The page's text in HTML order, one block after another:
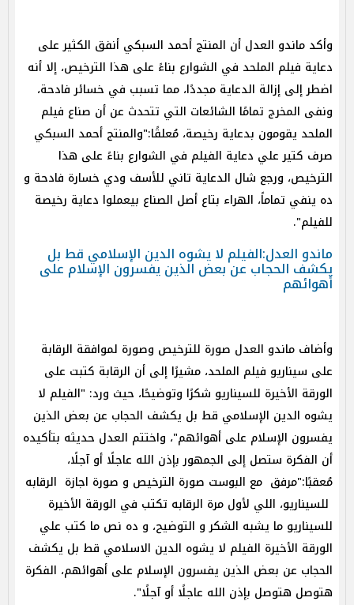
وأكد ماندو العدل أن المنتج أحمد السبكي أنفق الكثير على
دعاية فيلم الملحد في الشوارع بناءً على هذا الترخيص، إلا أنه
اضطر إلى إزالة الدعاية مجددًا، مما تسبب في خسائر فادحة،
ونفى المخرج تمامًا الشائعات التي تتحدث عن أن صناع فيلم
الملحد يقومون بدعاية رخيصة، مُعلقًا:"والمنتج أحمد السبكي
صرف كتير علي دعاية الفيلم في الشوارع بناءً على هذا
الترخيص، ورجع شال الدعاية تاني للأسف ودي خسارة فادحة و
ده ينفي تماماً، الهراء بتاع أصل الصناع بيعملوا دعاية رخيصة
للفيلم".
ماندو العدل:الفيلم لا يشوه الدين الإسلامي قط بل
يكشف الحجاب عن بعض الذين يفسرون الإسلام على
أهوائهم
وأضاف ماندو العدل صورة للترخيص وصورة لموافقة الرقابة
على سيناريو فيلم الملحد، مشيرًا إلى أن الرقابة كتبت على
الورقة الأخيرة للسيناريو شكرًا وتوضيحًا، حيث ورد: "الفيلم لا
يشوه الدين الإسلامي قط بل يكشف الحجاب عن بعض الذين
يفسرون الإسلام على أهوائهم"، واختتم العدل حديثه بتأكيده
أن الفكرة ستصل إلى الجمهور بإذن الله عاجلًا أو آجلًا،
مُعقبًا:"مرفق مع البوست صورة الترخيص و صورة اجازة الرقابه
للسيناريو، اللي لأول مرة الرقابه تكتب في الورقة الأخيرة
للسيناريو ما يشبه الشكر و التوضيح، و ده نص ما كتب علي
الورقة الأخيرة الفيلم لا يشوه الدين الاسلامي قط بل يكشف
الحجاب عن بعض الذين يفسرون الإسلام على أهوائهم، الفكرة
هتوصل هتوصل بإذن الله عاجلًا أو آجلًا".